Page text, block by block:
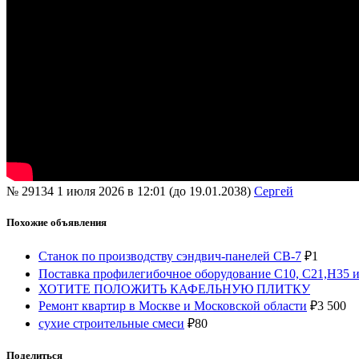
№ 29134 1 июля 2026 в 12:01 (до 19.01.2038) Сергей
Похожие объявления
Станок по производству сэндвич-панелей CB-7 ₽1
Поставка профилегибочное оборудование С10, С21,Н35
ХОТИТЕ ПОЛОЖИТЬ КАФЕЛЬНУЮ ПЛИТКУ
Ремонт квартир в Москве и Московской области ₽3 500
сухие строительные смеси ₽80
Поделиться